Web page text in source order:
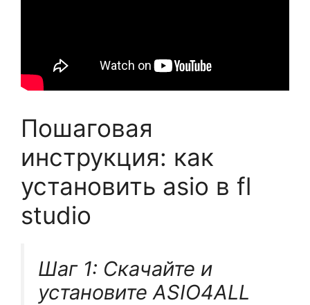
Пошаговая
инструкция: как
установить asio в fl
studio
Шаг 1: Скачайте и
установите ASIO4ALL